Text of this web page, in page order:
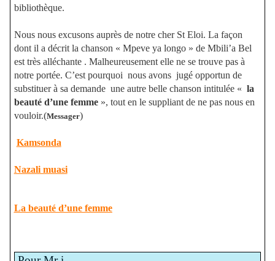
bibliothèque.
Nous nous excusons auprès de notre cher St Eloi. La façon
dont il a décrit la chanson « Mpeve ya longo » de Mbili’a Bel
est très alléchante . Malheureusement elle ne se trouve pas à
notre portée. C’est pourquoi nous avons jugé opportun de
substituer à sa demande une autre belle chanson intitulée « la
beauté d’une femme», tout en le suppliant de ne pas nous en
vouloir.(Messager)
Kamsonda
Nazali muasi
La beauté d’une femme